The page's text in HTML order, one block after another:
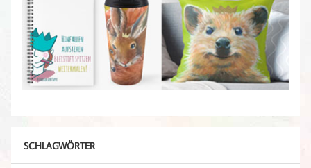
SCHLAGWÖRTER